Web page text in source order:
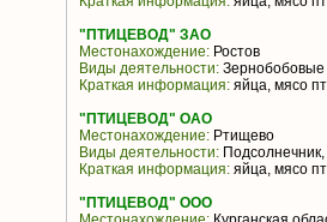
"ПТИЦЕВОД" ЗАО
Местонахождение: Ростов
Виды деятельности: Зернобобовые
Краткая информация: яйца, мясо
"ПТИЦЕВОД" ОАО
Местонахождение: Ртищево
Виды деятельности:
Краткая информация: яйца, мясо
"ПТИЦЕВОД" ООО